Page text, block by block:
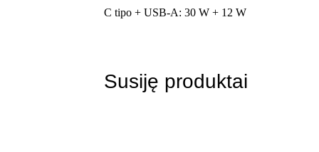
C tipo + USB-A: 30 W + 12 W
MOQ pritaikymui
Susiję produktai